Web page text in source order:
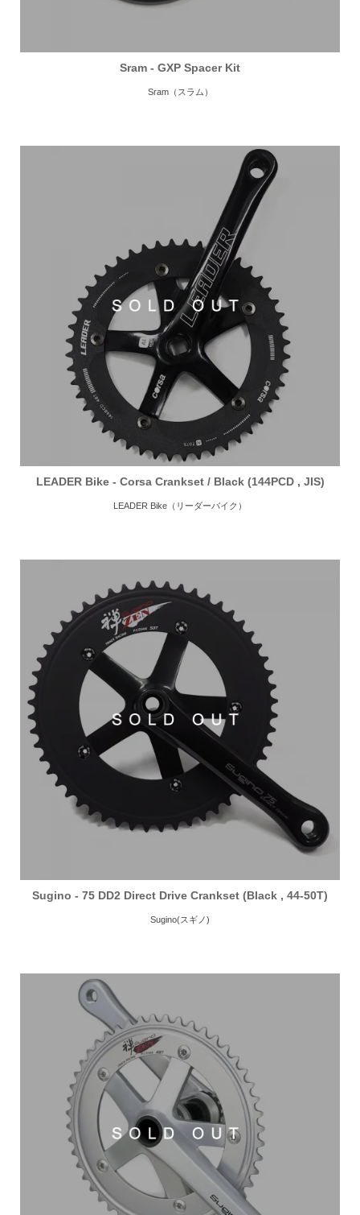
Sram - GXP Spacer Kit
Sram（スラム）
LEADER Bike - Corsa Crankset / Black (144PCD , JIS)
LEADER Bike（リーダーバイク）
Sugino - 75 DD2 Direct Drive Crankset (Black , 44-50T)
Sugino(スギノ)